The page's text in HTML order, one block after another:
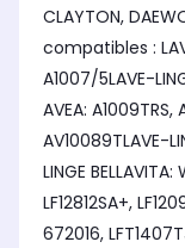
CLAYTON,
compatibles :
A1007/5LAVE-
AVEA: A1009TRS, AV1008TS, A1007/4, A1007TRSMK3,
AV10089TLAVE-LINGE
LINGE BELLAVITA:
LF12812SA+, LF1209BVT665761, LF1208A++NVT, LF1209BVT
672016, LFT1407TJV, LF1207BCNVT 940032,